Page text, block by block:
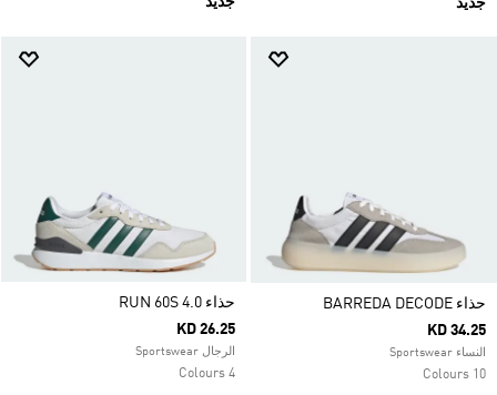
جديد
حذاء BARREDA DECODE
KD 34.25
النساء Sportswear
10 Colours
حذاء RUN 60S 4.0
KD 26.25
الرجال Sportswear
4 Colours